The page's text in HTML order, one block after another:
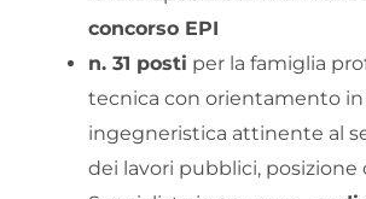
concorso EPI
n. 31 posti per la famiglia
tecnica con orientamento
ingegneristica attinente al
dei lavori pubblici, posizione